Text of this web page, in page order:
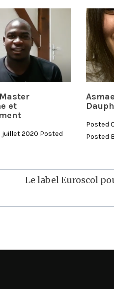
et
juillet 2020 Posted
Posted
Posted
Le label Euroscol